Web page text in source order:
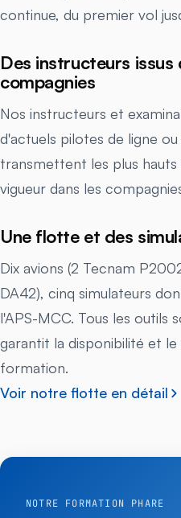
continue, du premier vol
Des instructeurs issus
compagnies
Nos instructeurs et
d'actuels pilotes de ligne
transmettent les plus
vigueur dans les
Une flotte et des
Dix avions (2 Tecnam
DA42), cinq simulateurs
l'APS-MCC. Tous les outils
garantit la disponibilité et
formation.
Voir notre flotte en détail
NOTRE FORMATION PHARE